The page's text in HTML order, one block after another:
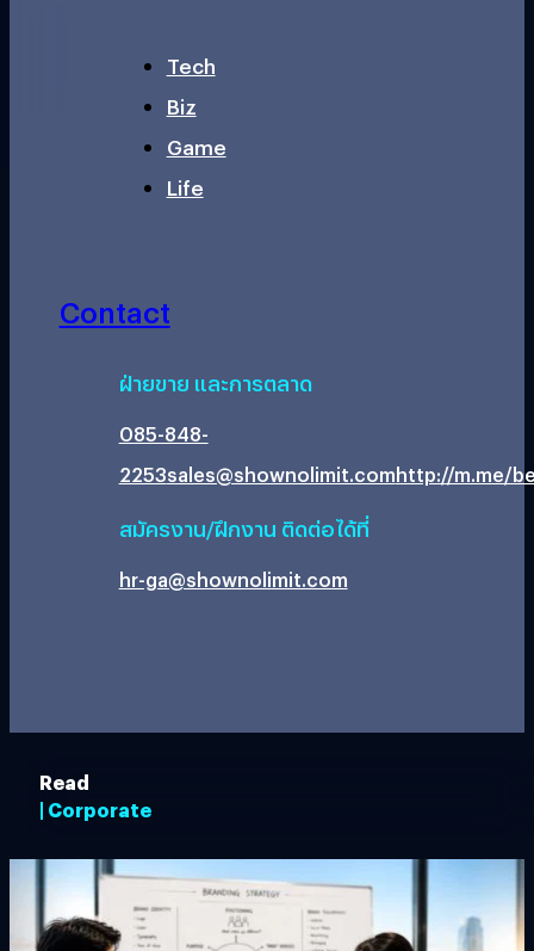
Tech
Biz
Game
Life
Contact
ฝ่ายขาย และการตลาด
085-848-
2253sales@shownolimit.comhttp://m.me/
สมัครงาน/ฝึกงาน ติดต่อได้ที่
hr-ga@shownolimit.com
Read
| Corporate